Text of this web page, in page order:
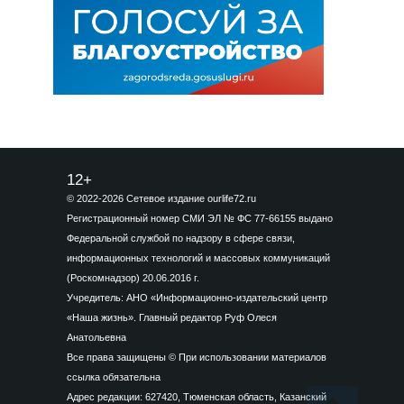
12+
© 2022-2026 Сетевое издание ourlife72.ru
Регистрационный номер СМИ ЭЛ № ФС 77-66155 выдано
Федеральной службой по надзору в сфере связи,
информационных технологий и массовых коммуникаций
(Роскомнадзор) 20.06.2016 г.
Учредитель: АНО «Информационно-издательский центр
«Наша жизнь». Главный редактор Руф Олеся
Анатольевна
Все права защищены © При использовании материалов
ссылка обязательна
Адрес редакции: 627420, Тюменская область, Казанский